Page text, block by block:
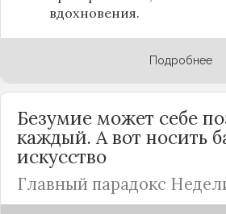
вдохновения.
Подробнее
Безумие может себе
каждый. А вот носить
искусство
Главный парадокс